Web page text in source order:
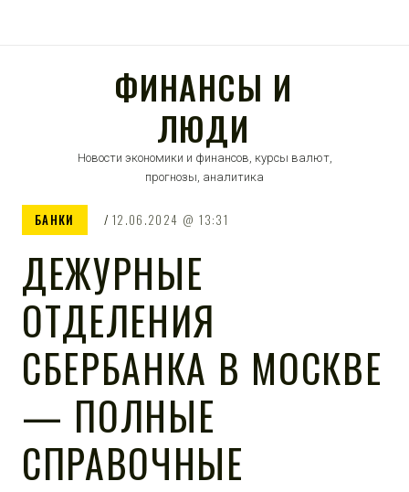
ФИНАНСЫ И
ЛЮДИ
Новости экономики и финансов, курсы валют,
прогнозы, аналитика
БАНКИ 12.06.2024 13:31
ДЕЖУРНЫЕ
ОТДЕЛЕНИЯ
СБЕРБАНКА В МОСКВЕ
— ПОЛНЫЕ
СПРАВОЧНЫЕ